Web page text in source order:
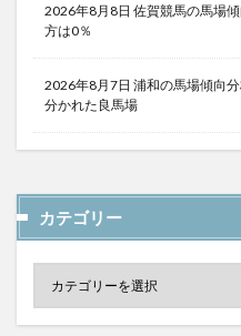
2026年8月8日 佐賀競馬の馬場
方は0％
2026年8月7日 浦和の馬場傾向
分かれた良馬場
カテゴリー